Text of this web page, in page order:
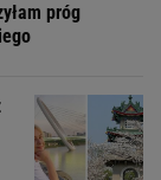
próg